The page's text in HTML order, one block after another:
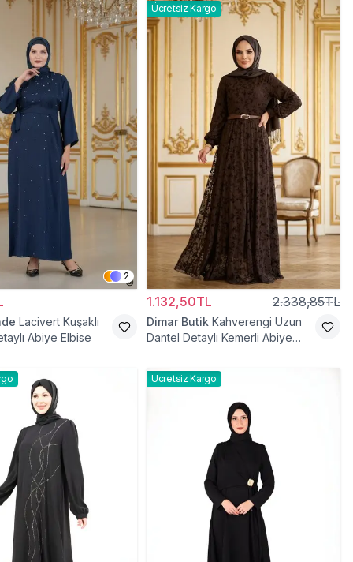
2
Lacivert Kuşaklı
Abiye Elbise
Ücretsiz Kargo
1.132,50TL 2.338,85TL
Dimar Butik Kahverengi Uzun
Dantel Detaylı Kemerli Abiye
Ücretsiz Kargo